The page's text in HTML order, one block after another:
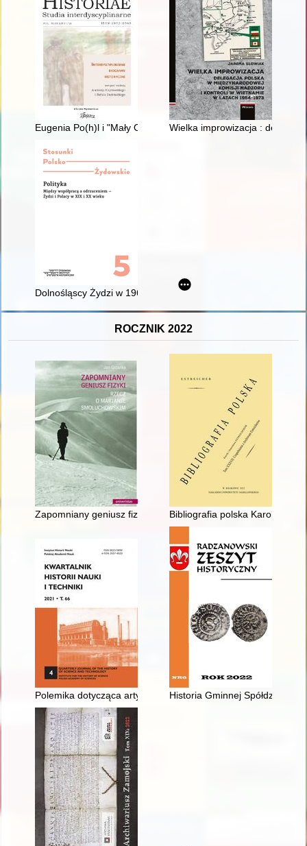
Eugenia Po(h)l i "Mały Oświęcim" w ŁodziWielka improwizacja :
Dolnośląscy Żydzi w 1967 roku w świetle dokumentacji SB
ROCZNIK 2022
Zapomniany geniusz fizyki : rzecz o Marianie Smoluchowskim
Bibliografia polska Karola i
Polemika dotycząca artykułu Wyposażenie „PRL-owskiej”
Historia Gminnej Spółdzielni